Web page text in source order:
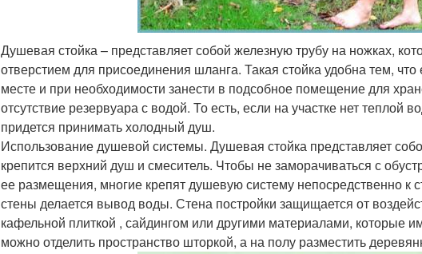
Душевая стойка – представляет собой железную трубу на ножках,
отверстием для присоединения шланга. Такая стойка удобна тем,
месте и при необходимости занести в подсобное помещение для
отсутствие резервуара с водой. То есть, если на участке нет теплой
придется принимать холодный душ.
Использование душевой системы. Душевая стойка представляет
крепится верхний душ и смеситель. Чтобы не заморачиваться с
ее размещения, многие крепят душевую систему непосредственно к
стены делается вывод воды. Стена постройки защищается от
кафельной плиткой , сайдингом или другими материалами, которые
можно отделить пространство шторкой, а на полу разместить